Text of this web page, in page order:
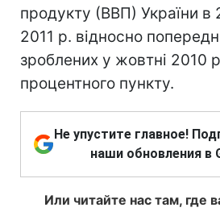
продукту (ВВП) України в
2011 р. відносно
зроблених у жовтні 2010
процентного пункту.
Не упустите главное!
наши обновления в
Или читайте нас там, где